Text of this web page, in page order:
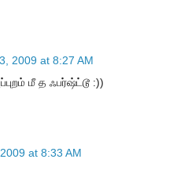
2009 at 8:27 AM
மீ த ஃபர்ஷ்ட்டூ :))
at 8:33 AM